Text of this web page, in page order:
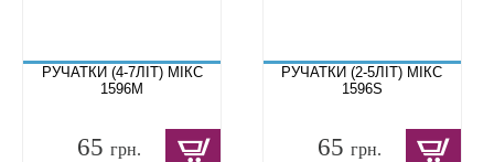
РУЧАТКИ (4-7ЛІТ) МІКС
1596M
65грн.
РУЧАТКИ (2-5ЛІТ) МІКС
1596S
65 грн.